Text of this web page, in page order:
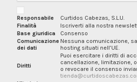
Responsabile
Curtidos Cabezas, S.L.U.
Finalità
Iscriverti alla nostra
Base giuridica
Consenso
Comunicazione
dei dati
Nessuna comunicazione,
hosting situati nell’UE.
Diritti
Puoi esercitare i diritti di
cancellazione, limitazione,
o revocare il consenso